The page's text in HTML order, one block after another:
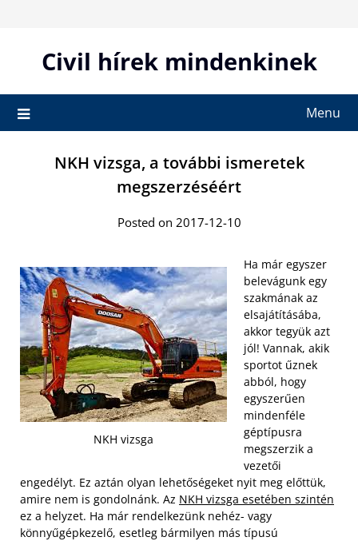
contentCivil hírek mindenkinek
Menu
NKH vizsga, a további ismeretek
megszerzéséért
Posted on 2017-12-10
NKH vizsga
Ha már egyszer
belevágunk egy
szakmának az
elsajátításába,
akkor tegyük azt
jól! Vannak, akik
sportot űznek
abból, hogy
egyszerűen
mindenféle
géptípusra
megszerzik a
vezetői
engedélyt. Ez aztán olyan lehetőségeket nyit meg előttük,
amire nem is gondolnánk. Az NKH vizsga esetében szintén
ez a helyzet. Ha már rendelkezünk nehéz- vagy
könnyűgépkezelő, esetleg bármilyen más típusú